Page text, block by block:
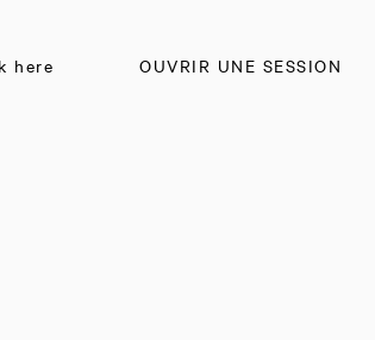
OUVRIR UNE SESSION
here